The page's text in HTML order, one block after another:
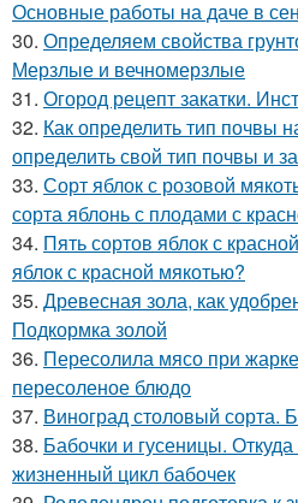
Основные работы на даче в
30. Определяем свойства
Мерзлые и вечномерзлые
31. Огород рецепт закатки.
32. Как определить тип почвы
определить свой тип почвы и
33. Сорт яблок с розовой
сорта яблонь с плодами с
34. Пять сортов яблок с
яблок с красной мякотью?
35. Древесная зола, как
Подкормка золой
36. Пересолила мясо при
пересоленое блюдо
37. Виноград столовый сорта.
38. Бабочки и гусеницы.
жизненный цикл бабочек